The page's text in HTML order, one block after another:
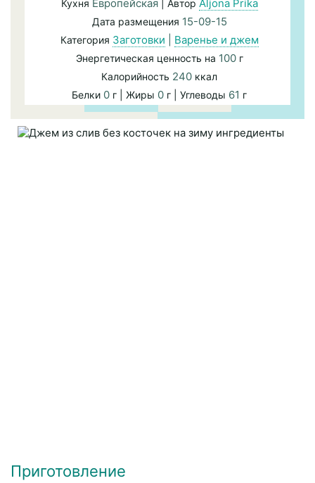
Кухня Европейская| Автор Aljona Prika
Дата размещения 15-09-15
Категория Заготовки Варенье и джем
Энергетическая ценность на 100г
Калорийность 240 ккал
Белки 0 г | Жиры 0 г | Углеводы 61 г
Приготовление